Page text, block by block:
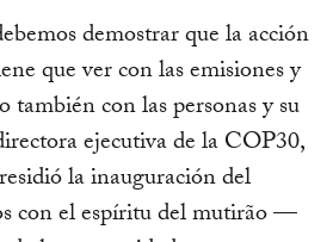
demostrar que la acción
que ver con las emisiones y
también con las personas y su
ejecutiva de la COP30,
la inauguración del
con el espíritu del mutirão —